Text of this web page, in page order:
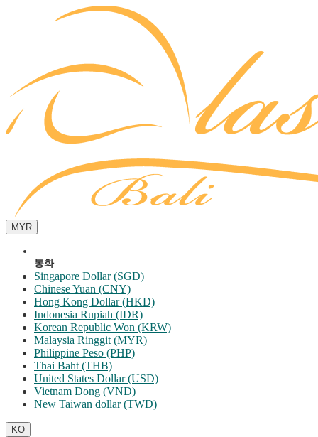
MYR
통화
Singapore Dollar (SGD)
Chinese Yuan (CNY)
Hong Kong Dollar (HKD)
Indonesia Rupiah (IDR)
Korean Republic Won (KRW)
Malaysia Ringgit (MYR)
Philippine Peso (PHP)
Thai Baht (THB)
United States Dollar (USD)
Vietnam Dong (VND)
New Taiwan dollar (TWD)
KO